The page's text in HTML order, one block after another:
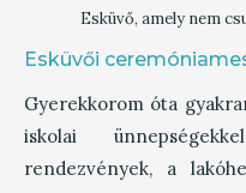
Esküvő, amely nem
Esküvői
Gyerekkorom óta
iskolai
rendezvények, a